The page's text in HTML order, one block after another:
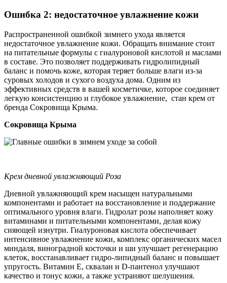
Ошибка 2: недостаточное увлажнение кожи
Распространенной ошибкой зимнего ухода является
недостаточное увлажнение кожи. Обращать внимание стоит
на питательные формулы с гиалуроновой кислотой и маслами
в составе. Это позволяет поддерживать гидролипидный
баланс и помочь коже, которая теряет больше влаги из-за
суровых холодов и сухого воздуха дома. Одним из
эффективных средств в вашей косметичке, которое соединяет
легкую консистенцию и глубокое увлажнение, стан крем от
бренда Сокровища Крыма.
Сокровища Крымa
Крем дневной увлажняющий Роза
Дневной увлажняющий крем насыщен натуральными
компонентами и работает на восстановление и поддержание
оптимального уровня влаги. Гидролат розы наполняет кожу
витаминами и питательными компонентами, делая кожу
сияющей изнутри. Гиалуроновая кислота обеспечивает
интенсивное увлажнение кожи, комплекс органических масел
миндаля, виноградной косточки и ши улучшает регенерацию
клеток, восстанавливает гидро-липидный баланс и повышает
упругость. Витамин Е, сквалан и D-пантенол улучшают
качество и тонус кожи, а также устраняют шелушения.